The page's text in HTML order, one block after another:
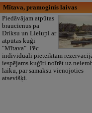
Mītava, pramoginis laivas
Piedāvājam atpūtas
braucienus pa
Driksu un Lielupi ar
atpūtas kuģi
"Mītava". Pēc
individuāli pieteiktām
iespējams kuģīti noīrēt uz
laiku, par samaksu vienojoties
atsevišķi.